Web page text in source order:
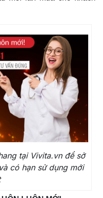
tại Vivita.vn để sở
có hạn sử dụng mới